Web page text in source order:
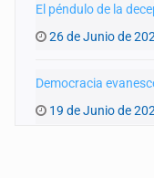
El péndulo de la
26 de Junio de
Democracia
19 de Junio de